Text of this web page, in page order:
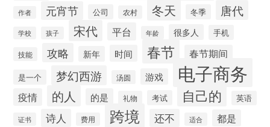
作者 元宵节 公司 农村 冬天 冬季 唐代
学校 孩子 宋代 平台 年龄 很多人 手机
技能 攻略 新年 时间 春节 春节期间
是一个 梦幻西游 汤圆 游戏 电子商务
疫情 的人 的是 礼物 考试 自己的 英语
证书 诗人 费用 跨境 还不 适合 都是